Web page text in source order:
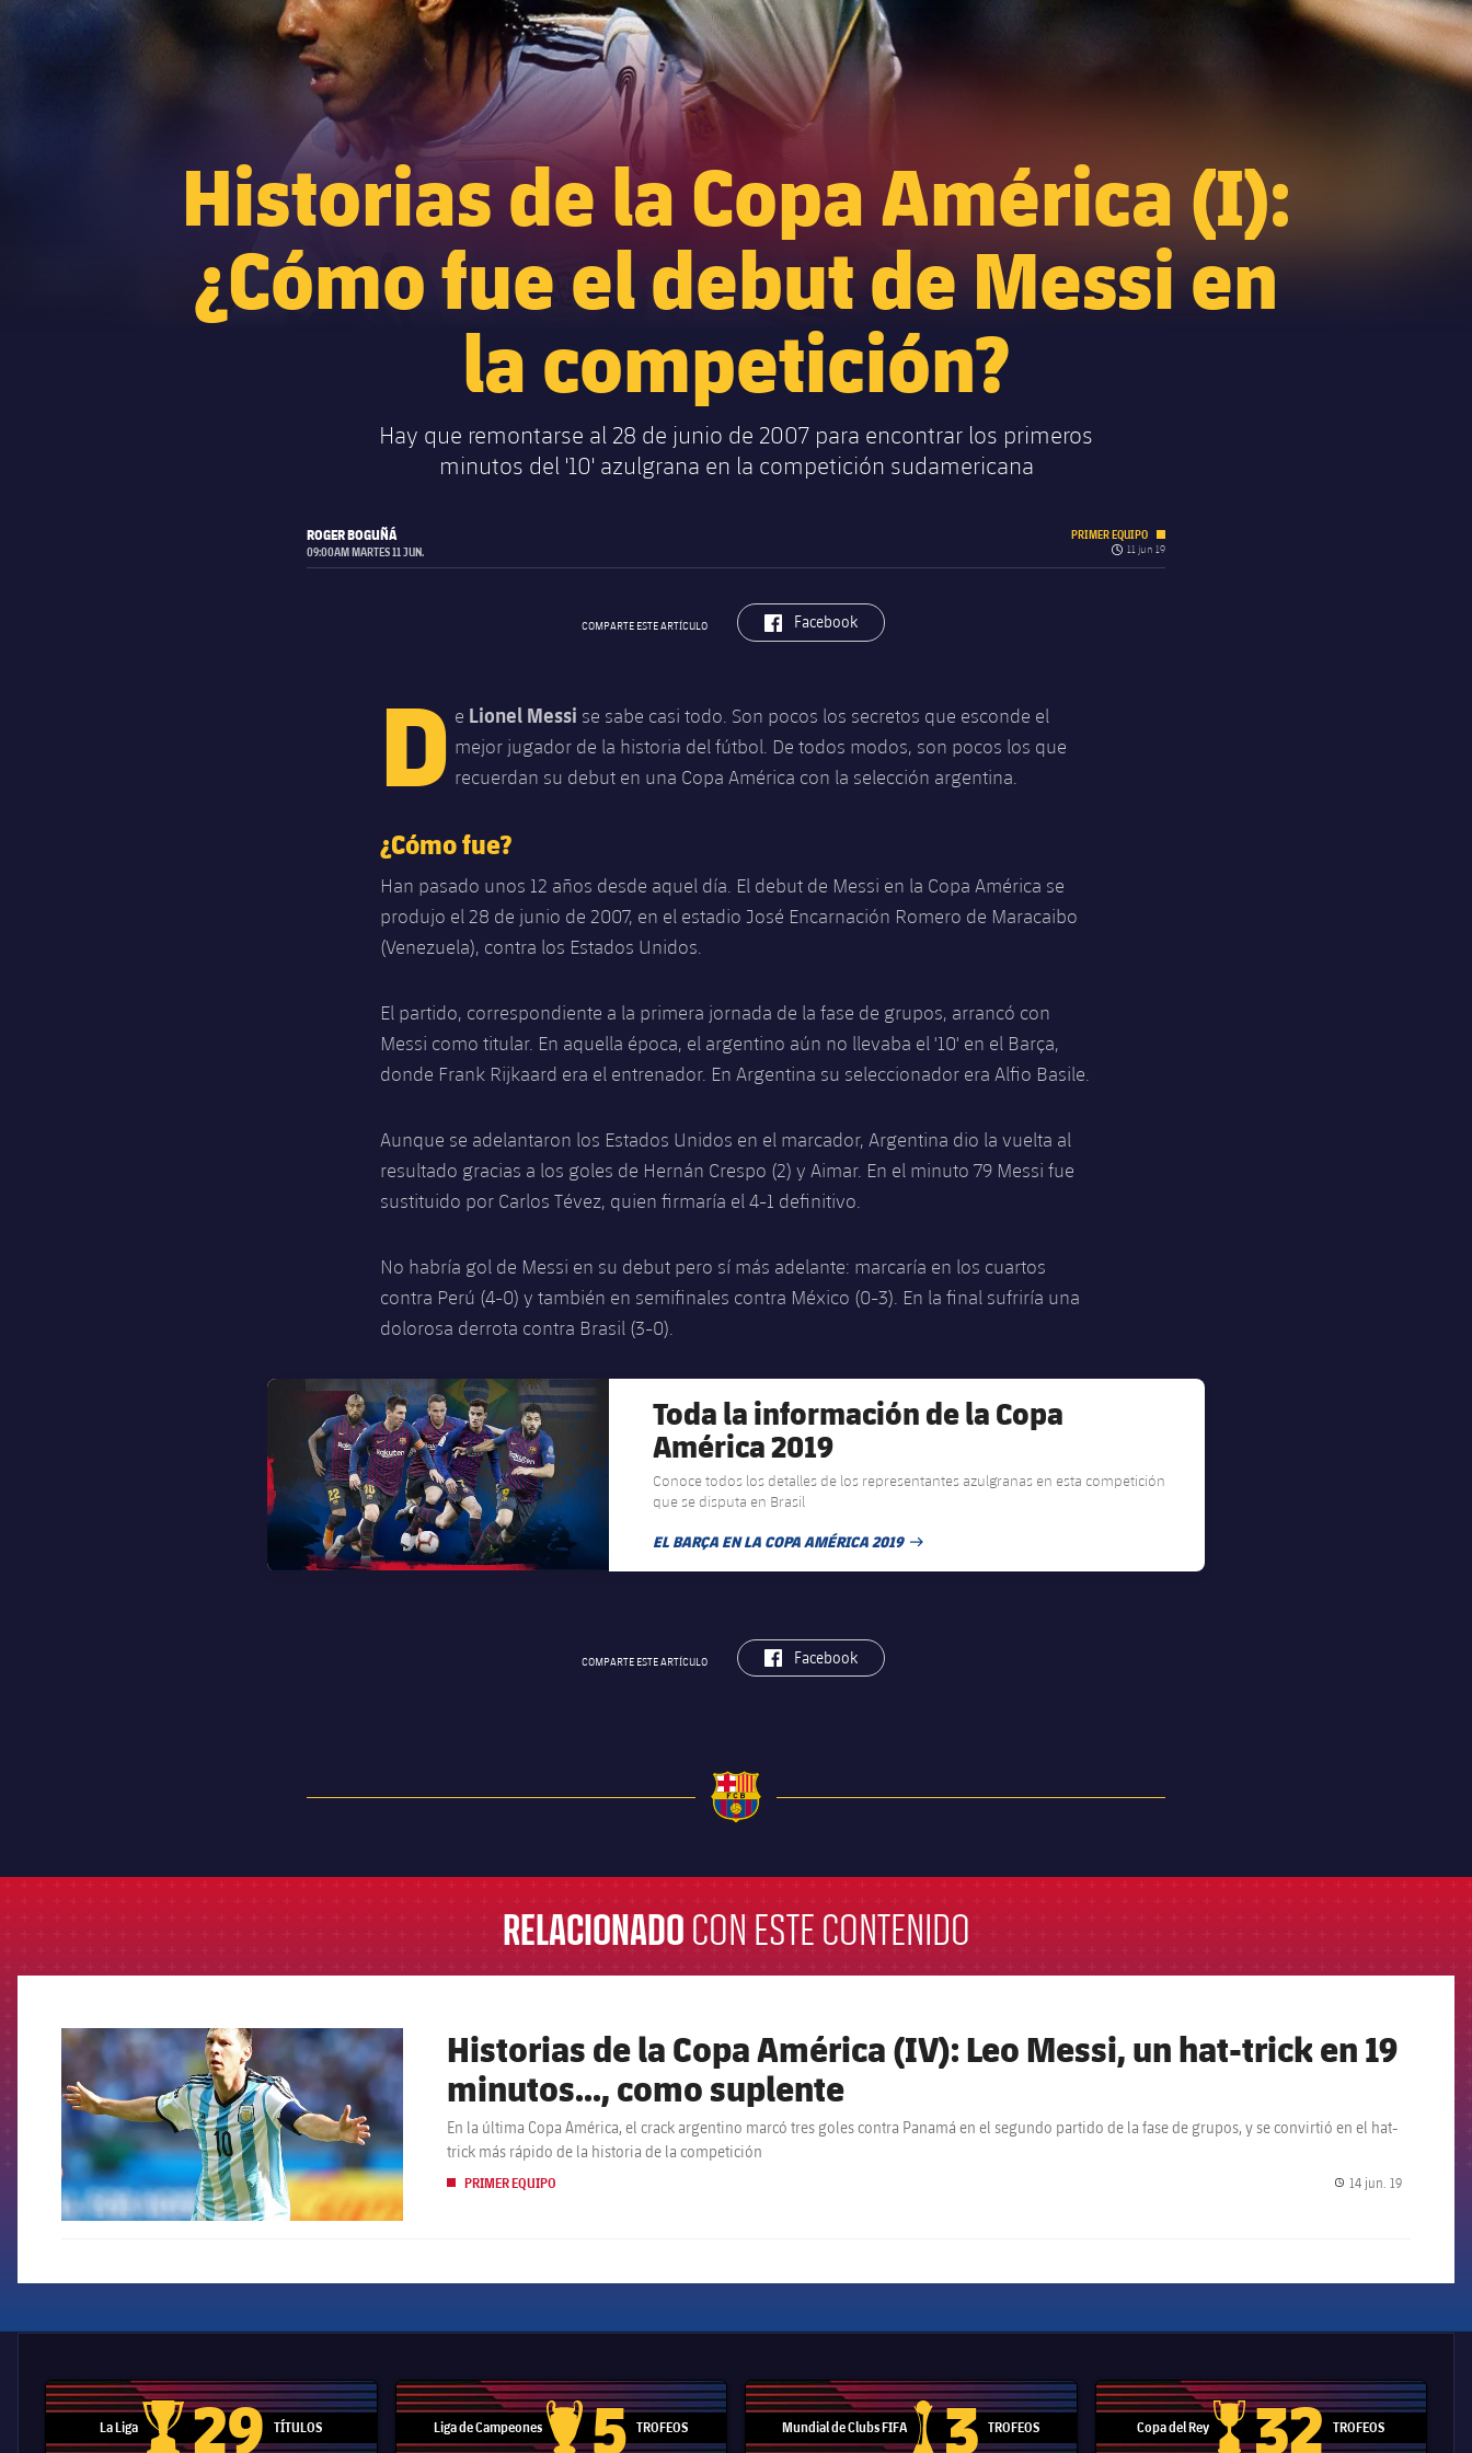
Historias de la Copa América (I):
¿Cómo fue el debut de Messi en
la competición?
Hay que remontarse al 28 de junio de 2007 para encontrar los primeros
minutos del '10' azulgrana en la competición sudamericana
ROGER BOGUÑÁ
09:00AM MARTES 11 JUN.
PRIMER EQUIPO
label.quiz.clock
11 jun 19
COMPARTE ESTE ARTÍCULO label.aria.facebook
Facebook
D e Lionel Messi se sabe casi todo. Son pocos los secretos que esconde el
mejor jugador de la historia del fútbol. De todos modos, son pocos los que
recuerdan su debut en una Copa América con la selección argentina.
¿Cómo fue?
Han pasado unos 12 años desde aquel día. El debut de Messi en la Copa América se
produjo el 28 de junio de 2007, en el estadio José Encarnación Romero de Maracaibo
(Venezuela), contra los Estados Unidos.
El partido, correspondiente a la primera jornada de la fase de grupos, arrancó con
Messi como titular. En aquella época, el argentino aún no llevaba el '10' en el Barça,
donde Frank Rijkaard era el entrenador. En Argentina su seleccionador era Alfio Basile.
Aunque se adelantaron los Estados Unidos en el marcador, Argentina dio la vuelta al
resultado gracias a los goles de Hernán Crespo (2) y Aimar. En el minuto 79 Messi fue
sustituido por Carlos Tévez, quien firmaría el 4-1 definitivo.
No habría gol de Messi en su debut pero sí más adelante: marcaría en los cuartos
contra Perú (4-0) y también en semifinales contra México (0-3). En la final sufriría una
dolorosa derrota contra Brasil (3-0).
FC Barcelona club badge
Toda la información de la Copa
América 2019
Conoce todos los detalles de los representantes azulgranas en esta competición
que se disputa en Brasil
EL BARÇA EN LA COPA AMÉRICA 2019
FECHA DE PUBLICACIÓN
COMPARTE ESTE ARTÍCULO label.aria.facebook
Facebook
RELACIONADO CON ESTE CONTENIDO
FCB Barcelona badge
Historias de la Copa América (IV): Leo Messi, un hat-trick en 19
minutos..., como suplente
En la última Copa América, el crack argentino marcó tres goles contra Panamá en el segundo partido de la fase de grupos, y se convirtió en el hat-
trick más rápido de la historia de la competición
PRIMER EQUIPO 14 jun. 19
La Liga
Trofeo de La Liga
29 TÍTULOS Liga de Campeones
Trofeo de la Liga de Campeones
5 TROFEOS Mundial de Clubs FIFA
Trofeo del Mundial de Clubes
3 TROFEOS Copa del Rey
Copa del Rey
32 TROFEOS